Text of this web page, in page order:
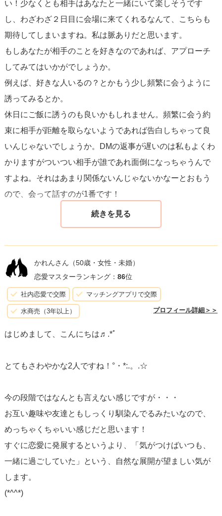
い！少なくとも相手はあなたと一緒にいて楽しそうです
し、わざわざ２日目に会場に来てくれるなんて、こちらも
期待してしまいますね。私は脈ありだと思います。
もしあなたが相手のことを好きなのであれば、アプローチ
してみてはいかがでしょうか。
例えば、好きな人いるの？とかもう少し頻繁に会うように
誘ってみるとか。
休日にご飯に誘うのも良いかもしれません。頻繁に会う約
束に相手が距離を取らないようであれば告白しちゃって良
いんじゃないでしょうか。DMの返事が遅いのは私もよくわ
かりますがついつい相手が誰であれ面倒になっちゃうんで
すよね。それはあまり関係ないんじゃないかなーとおもう
ので、会って話すのが1番です！
かれんさん （50歳・女性・未婚）
恋愛マスターランキング： 86位
社内恋愛で交際 マッチングアプリで交際
水商売（3年以上） プロフィール詳細＞＞
はじめまして、こんにちは♬.*ﾟ
とてもさわやかな2人ですね！°・*:.。.☆
今の段階ではなんとも言えない感じですが・・・
お互い趣味や友達ともしっくり馴染んでるみたいなので、
めっちゃくちゃいい感じだと思います！
すぐに恋愛に発展するというより、「気がつけばいつも、
一緒に過ごしていた」という、自然な展開が望ましい気が
します。
(*^^*)